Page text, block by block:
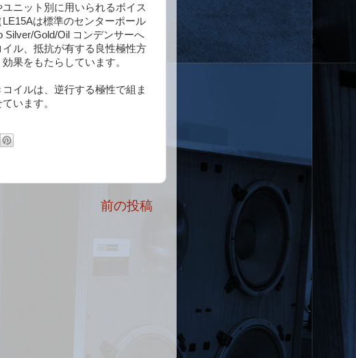
ニット別に用いられるボイス
は標準のセンターポール
Silver/Gold/Oil コンデンサーへ
ル、抵抗が有する良性極性方
果をもたらしています。
イルは、逆行する極性で組ま
います。
前の投稿